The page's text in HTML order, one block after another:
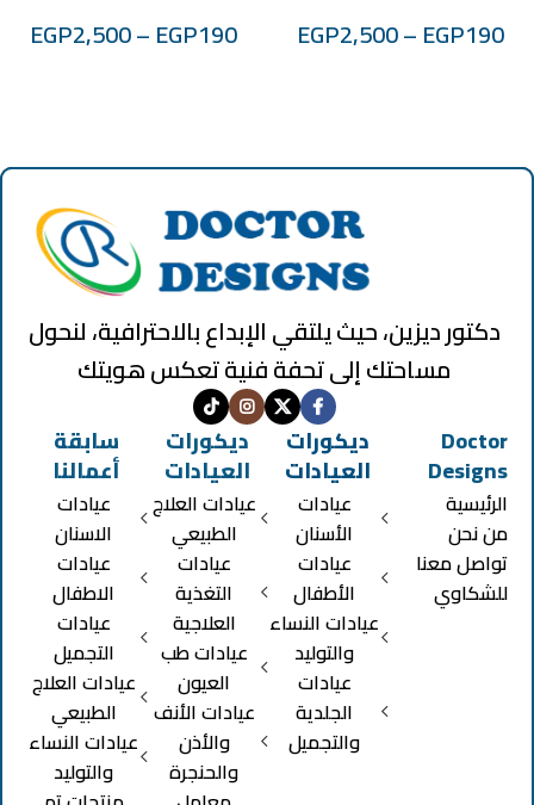
EGP190
–
EGP2,500
EGP190
–
EGP2,500
دكتور ديزين، حيث يلتقي الإبداع بالاحترافية، لنحول
مساحتك إلى تحفة فنية تعكس هويتك
Doctor
Designs
الرئيسية
من نحن
تواصل معنا
للشكاوي
ديكورات
العيادات
عيادات
الأسنان
عيادات
الأطفال
عيادات النساء
والتوليد
عيادات
الجلدية
والتجميل
ديكورات
العيادات
عيادات العلاج
الطبيعي
عيادات
التغذية
العلاجية
عيادات طب
العيون
عيادات الأنف
والأذن
والحنجرة
سابقة
أعمالنا
عيادات
الاسنان
عيادات
الاطفال
عيادات
التجميل
عيادات العلاج
الطبيعي
عيادات النساء
والتوليد